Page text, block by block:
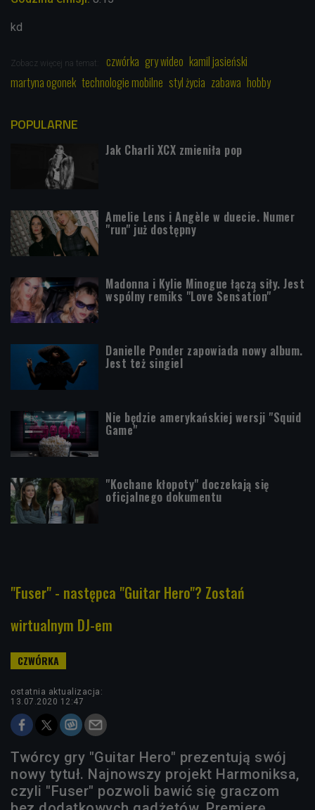
kd
Zobacz więcej na temat: czwórka gry wideo kamil jasieński
martyna ogonek technologie mobilne styl życia zabawa hobby
POPULARNE
Jak Charli XCX zmieniła pop
Amelie Lens i Angèle w duecie. Numer
"run" już dostępny
Madonna i Kylie Minogue łączą siły. Jest
wspólny remiks "Love Sensation"
Danielle Ponder zapowiada nowy album.
Jest też singiel
Nie będzie amerykańskiej wersji "Squid
Game"
"Kochane kłopoty" doczekają się
oficjalnego dokumentu
"Fuser" - następca "Guitar Hero"? Zostań
wirtualnym DJ-em
ostatnia aktualizacja:
13.07.2020 12:47
Twórcy gry "Guitar Hero" prezentują swój
nowy tytuł. Najnowszy projekt Harmoniksa,
czyli "Fuser" pozwoli bawić się graczom